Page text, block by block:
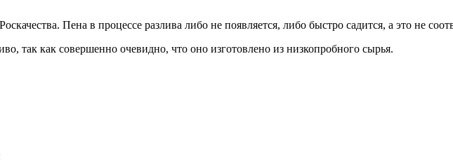
Пена в процессе разлива либо не появляется, либо быстро садится, а это не
так как совершенно очевидно, что оно изготовлено из низкопробного сырья.